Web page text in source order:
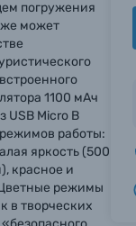
погружения
может
1100 мАч
USB Micro B
работы:
яркость (500
красное и
режимы
в творческих